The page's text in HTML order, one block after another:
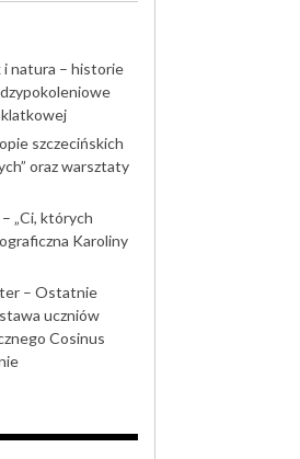
i natura – historie
szczecińskich
oraz warsztaty
„Ci, których
Karoliny
– Ostatnie
uczniów
Cosinus